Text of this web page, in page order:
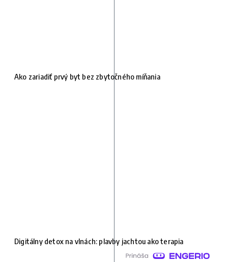
Ako zariadiť prvý byt bez zbytočného míňania
Digitálny detox na vlnách: plavby jachtou ako terapia